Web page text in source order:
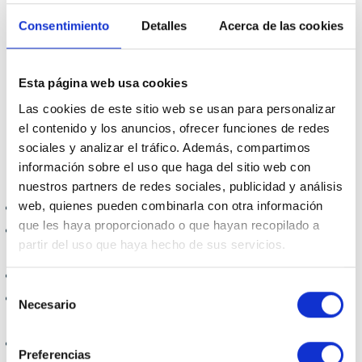
Consentimiento Detalles Acerca de las cookies
Esta página web usa cookies
Las cookies de este sitio web se usan para personalizar
el contenido y los anuncios, ofrecer funciones de redes
sociales y analizar el tráfico. Además, compartimos
información sobre el uso que haga del sitio web con
nuestros partners de redes sociales, publicidad y análisis
web, quienes pueden combinarla con otra información
que les haya proporcionado o que hayan recopilado a
partir del uso que haya hecho de sus servicios.
Necesario
Preferencias
ventajas del
aplazamiento para
autónomos?
El aplazamiento para autónomos puede ofrecer
numerosas ventajas, como por ejemplo:
Flexibilidad en el pago de la deuda
Posibilidad de adaptarse a la situación económica del
autónomo
Ofrece un margen de tiempo para poder organizar la